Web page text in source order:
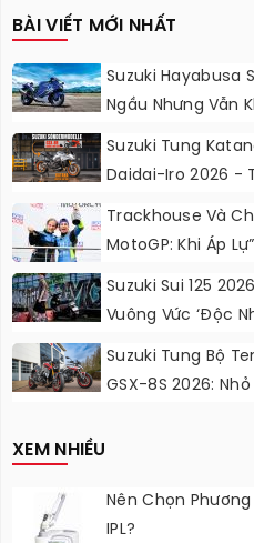
BÀI VIẾT MỚI NHẤT
Suzuki Hayabusa
Ngầu Nhưng Vẫn
Suzuki Tung
Daidai-Iro 2026 -
Chơi, Thêm Cá
Trackhouse Và
MotoGP: Khi Áp
Suzuki Sui 125
Vuông Vức ‘độc
Suzuki Tung Bộ
GSX-8S 2026:
XEM NHIỀU
Nên Chọn
IPL?